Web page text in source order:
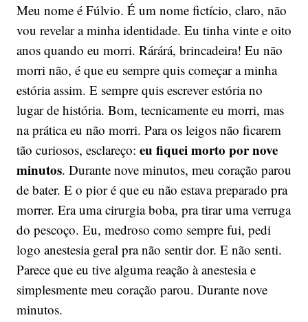
Meu nome é Fúlvio. É um nome fictício, claro, não
vou revelar a minha identidade. Eu tinha vinte e oito
anos quando eu morri. Rárárá, brincadeira! Eu não
morri não, é que eu sempre quis começar a minha
estória assim. E sempre quis escrever estória no
lugar de história. Bom, tecnicamente eu morri, mas
na prática eu não morri. Para os leigos não ficarem
tão curiosos, esclareço: eu fiquei morto por nove
minutos. Durante nove minutos, meu coração parou
de bater. E o pior é que eu não estava preparado pra
morrer. Era uma cirurgia boba, pra tirar uma verruga
do pescoço. Eu, medroso como sempre fui, pedi
logo anestesia geral pra não sentir dor. E não senti.
Parece que eu tive alguma reação à anestesia e
simplesmente meu coração parou. Durante nove
minutos.